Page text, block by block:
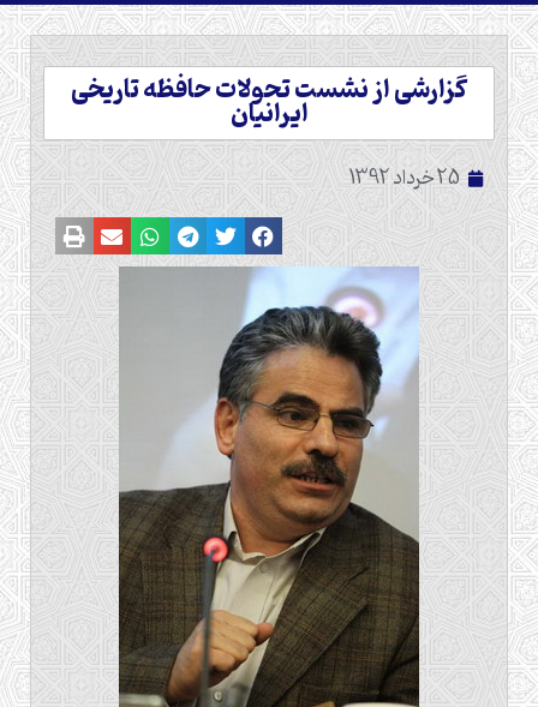
گزارشی از نشست تحولات حافظه تاریخی
ایرانیان
25 خرداد 1392